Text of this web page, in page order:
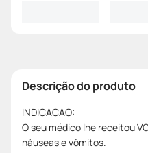
Descrição do produto
INDICACAO:
O seu médico lhe receitou
náuseas e vômitos.